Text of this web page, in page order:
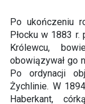
Po ukończeniu
Płocku w 1883 r.
Królewcu,
obowiązywał go
Po ordynacji
Żychlinie. W
Haberkant,